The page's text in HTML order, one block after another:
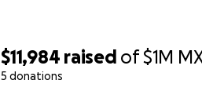
$11,984 raised of$1M
5 donations